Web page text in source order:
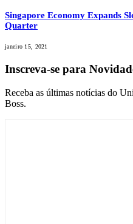
Singapore Economy Expands
Quarter
janeiro 15, 2021
Inscreva-se para
Receba as últimas notícias do
Boss.